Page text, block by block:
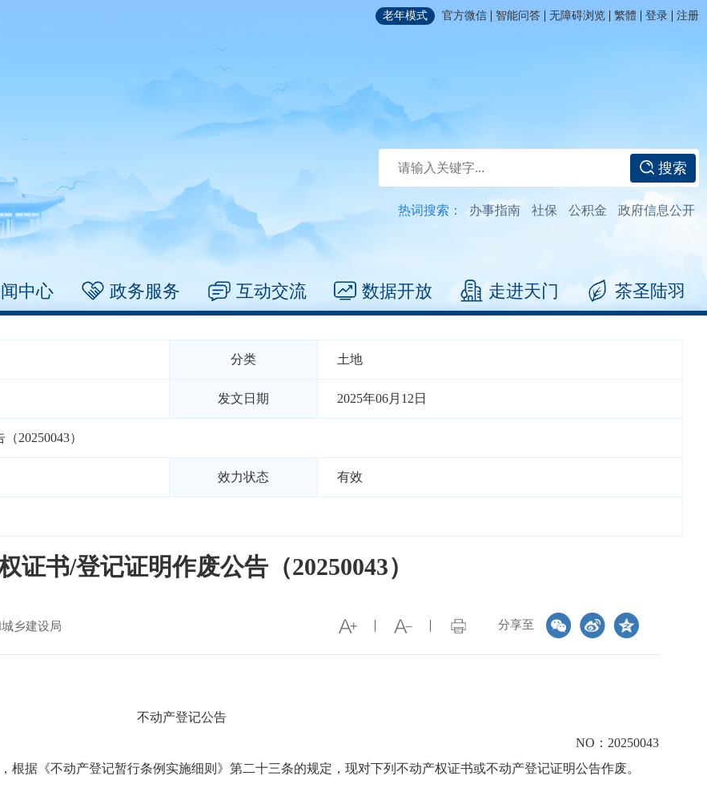
老年模式 官方微信 | 智能问答 | 无障碍浏览 | 繁體 | 登录 | 注册
搜索
热词搜索： 办事指南 社保 公积金 政府信息公开
中心 政务服务 互动交流 数据开放 走进天门 茶圣陆羽
分类 土地
发文日期 2025年06月12日
20250043）
效力状态 有效
证书/登记证明作废公告（20250043）
分享至
乡建设局
不动产登记公告
NO：20250043
根据《不动产登记暂行条例实施细则》第二十三条的规定，现对下列不动产权证书或不动产登记证明公告作废。